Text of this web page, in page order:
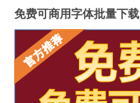
免费可商用字体批量下载